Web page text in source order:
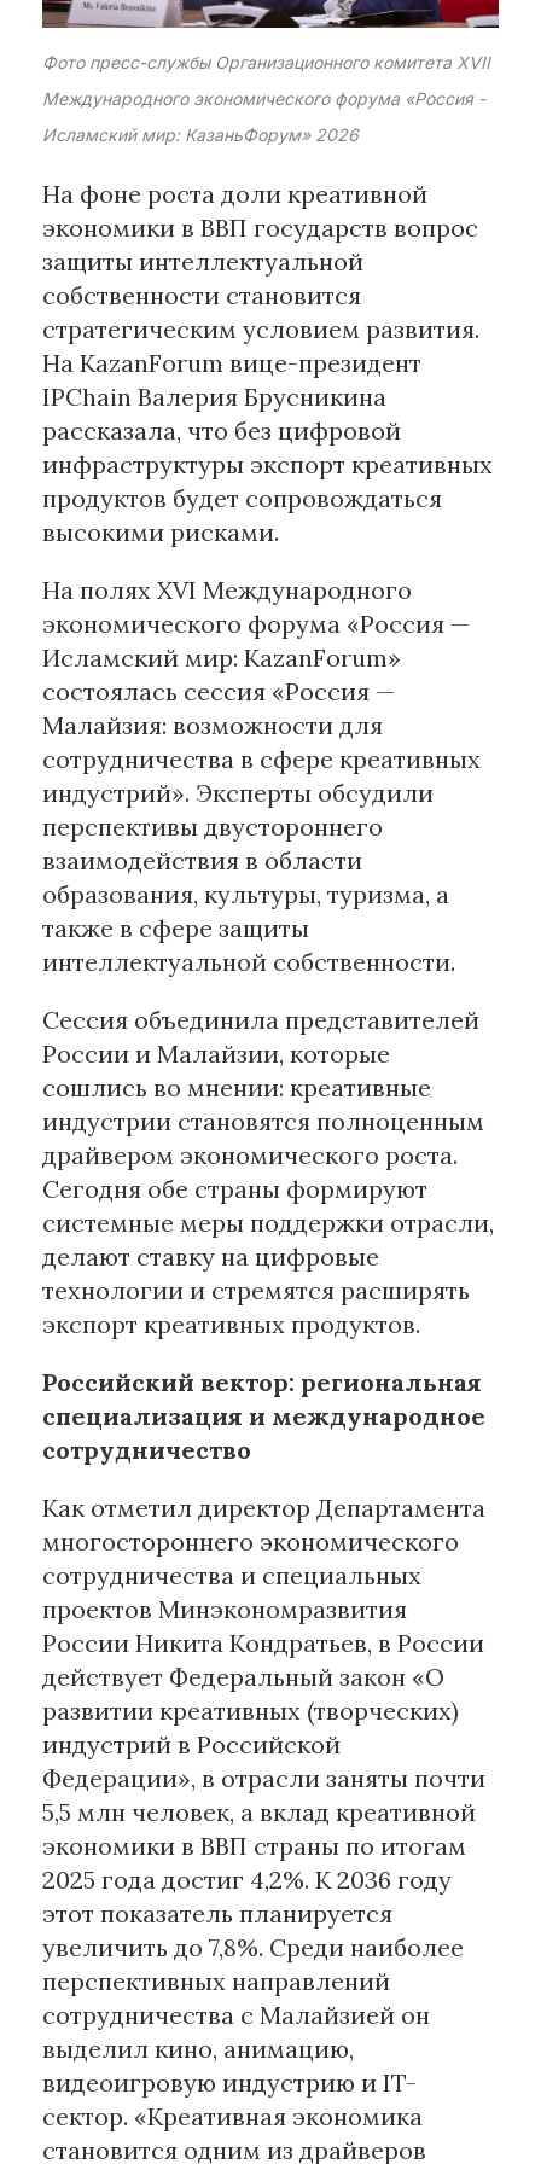
Материалы партнеров
АКИ
Artists / Художники.РФ
Онлайн патент
Цифровой Сарафан
Фото пресс-службы Организационного комитета XVII
Международного экономического форума «Россия -
Исламский мир: КазаньФорум» 2026
На фоне роста доли креативной
экономики в ВВП государств вопрос
защиты интеллектуальной
собственности становится
стратегическим условием развития.
На KazanForum вице-президент
IPChain Валерия Брусникина
рассказала, что без цифровой
инфраструктуры экспорт креативных
продуктов будет сопровождаться
высокими рисками.
На полях XVI Международного
экономического форума «Россия —
Исламский мир: KazanForum»
состоялась сессия «Россия —
Малайзия: возможности для
сотрудничества в сфере креативных
индустрий». Эксперты обсудили
перспективы двустороннего
взаимодействия в области
образования, культуры, туризма, а
также в сфере защиты
интеллектуальной собственности.
Сессия объединила представителей
России и Малайзии, которые
сошлись во мнении: креативные
индустрии становятся полноценным
драйвером экономического роста.
Сегодня обе страны формируют
системные меры поддержки отрасли,
делают ставку на цифровые
технологии и стремятся расширять
экспорт креативных продуктов.
Российский вектор: региональная
специализация и международное
сотрудничество
Как отметил директор Департамента
многостороннего экономического
сотрудничества и специальных
проектов Минэкономразвития
России Никита Кондратьев, в России
действует Федеральный закон «О
развитии креативных (творческих)
индустрий в Российской
Федерации», в отрасли заняты почти
5,5 млн человек, а вклад креативной
экономики в ВВП страны по итогам
2025 года достиг 4,2%. К 2036 году
этот показатель планируется
увеличить до 7,8%. Среди наиболее
перспективных направлений
сотрудничества с Малайзией он
выделил кино, анимацию,
видеоигровую индустрию и IT-
сектор. «Креативная экономика
становится одним из драйверов